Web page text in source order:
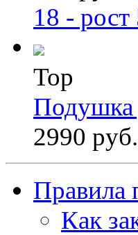
18 - рост
Top
Подушка
2990 руб.
Правила
Как